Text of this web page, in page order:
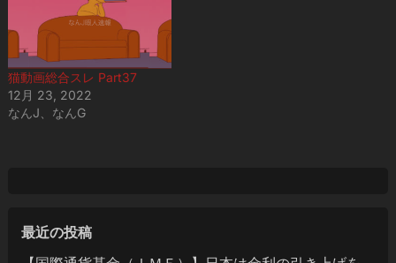
猫動画総合スレ Part37
12月 23, 2022
なんJ、なんG
最近の投稿